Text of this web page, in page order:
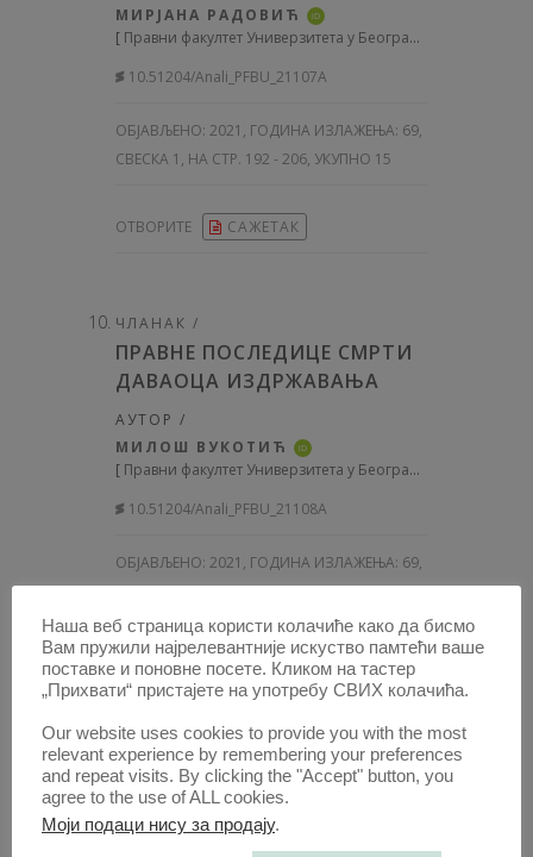
МИРЈАНА РАДОВИЋ
iD
[ Правни факултет Универзитета у Београду, Србија
10.51204/Anali_PFBU_21107A
ОБЈАВЉЕНО: 2021, ГОДИНА ИЗЛАЖЕЊА: 69,
СВЕСКА 1, НА СТР. 192 - 206, УКУПНО 15
ОТВОРИТЕ САЖЕТАК
ЧЛАНАК /
ПРАВНЕ ПОСЛЕДИЦЕ СМРТИ
ДАВАОЦА ИЗДРЖАВАЊА
АУТОР /
МИЛОШ ВУКОТИЋ
iD
[ Правни факултет Универзитета у Београду, Србија
10.51204/Anali_PFBU_21108A
ОБЈАВЉЕНО: 2021, ГОДИНА ИЗЛАЖЕЊА: 69,
СВЕСКА 1, НА СТР. 207 - 230, УКУПНО 24
ОТВОРИТЕ САЖЕТАК
ЧЛАНАК /
ADMINISTRATIVE LAW
CHALLENGES OF POST-
CLEARANCE AUDIT IN SERBIA
Наша веб страница користи колачиће како да бисмо
Вам пружили најрелевантније искуство памтећи ваше
поставке и поновне посете. Кликом на тастер
„Прихвати“ пристајете на употребу СВИХ колачића.
Our website uses cookies to provide you with the most
relevant experience by remembering your preferences
and repeat visits. By clicking the "Accept" button, you
agree to the use of ALL cookies.
Моји подаци нису за продају.